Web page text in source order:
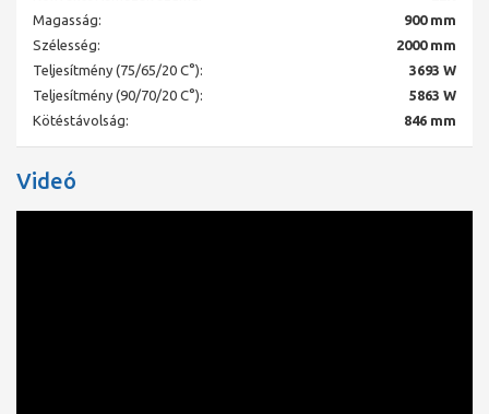
révén.
Rövid reakcióidő hirtelen hőmérséklet-változásoknál.
Nagyobb a hatékonysága a rövidebb lehűlési és felfűtési
idők miatt.
Magasabb szabályozási komfort jellemzi.
Minden SZELEPES, MULTIFUNKCIÓS FŰTŐTEST fixen beépített
szelepgarnitúrával van felszerelve, mely alkalmas két csöves
berendezésekhez és egy csöves berendezésekhez egy csöves
Magasság:
900 mm
Szélesség:
2000 mm
Teljesítmény (75/65/20 C°):
3693 W
Teljesítmény (90/70/20 C°):
5863 W
Kötéstávolság:
846 mm
Videó